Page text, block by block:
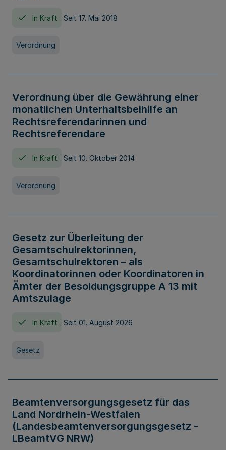
In Kraft Seit 17. Mai 2018
Verordnung
Verordnung über die Gewährung einer
monatlichen Unterhaltsbeihilfe an
Rechtsreferendarinnen und
Rechtsreferendare
In Kraft Seit 10. Oktober 2014
Verordnung
Gesetz zur Überleitung der
Gesamtschulrektorinnen,
Gesamtschulrektoren – als
Koordinatorinnen oder Koordinatoren in
Ämter der Besoldungsgruppe A 13 mit
Amtszulage
In Kraft Seit 01. August 2026
Gesetz
Beamtenversorgungsgesetz für das
Land Nordrhein-Westfalen
(Landesbeamtenversorgungsgesetz -
LBeamtVG NRW)